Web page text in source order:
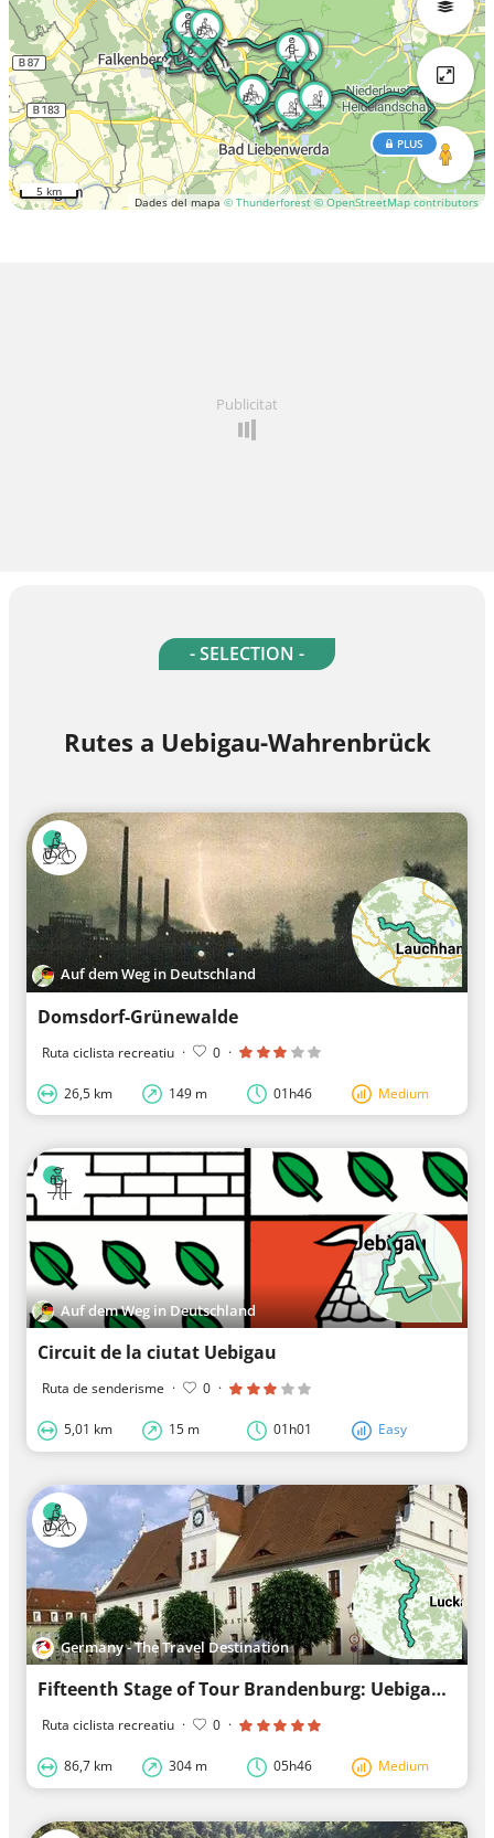
Dades del mapa© Thunderforest © OpenStreetMap contributors
PLUS
5 km
Publicitat
- SELECTION -
Rutes a Uebigau-Wahrenbrück
Auf dem Weg in Deutschland
Domsdorf-Grünewalde
Ruta ciclista recreatiu · 0 ·
26,5 km 149 m 01h46 Medium
Auf dem Weg in Deutschland
Circuit de la ciutat Uebigau
Ruta de senderisme · 0 ·
5,01 km 15 m 01h01 Easy
Germany - The Travel Destination
Fifteenth Stage of Tour Brandenburg: Uebigau-Wahrenbrück - Luckenwalde
Ruta ciclista recreatiu · 0 ·
86,7 km 304 m 05h46 Medium